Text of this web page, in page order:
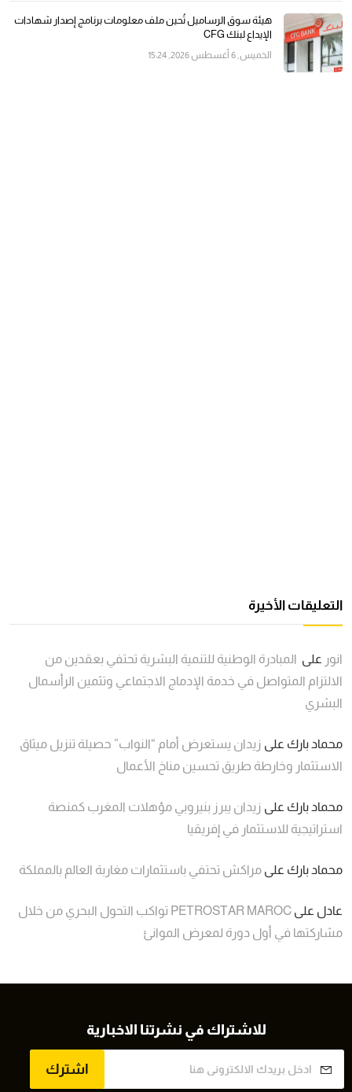
هيئة سوق الرساميل تُحين ملف معلومات برنامج إصدار شهادات
الإيداع لبنك CFG
الخميس, 6 أغسطس 2026, 15:24
التعليقات الأخيرة
انور على المبادرة الوطنية للتنمية البشرية تحتفي بعقدين من
الالتزام المتواصل في خدمة الإدماج الاجتماعي وتثمين الرأسمال
البشري
محماد بارك على زيدان يستعرض أمام “النواب” حصيلة تنزيل ميثاق
الاستثمار وخارطة طريق تحسين مناخ الأعمال
محماد بارك على زيدان يبرز بنيروبي مؤهلات المغرب كمنصة
استراتيجية للاستثمار في إفريقيا
محماد بارك على مراكش تحتفي باستثمارات مغاربة العالم بالمملكة
عادل على
PETROSTAR MAROC تواكب التحول البحري من خلال
مشاركتها في أول دورة لمعرض الموانئ
للاشتراك في نشرتنا الاخبارية
اشترك